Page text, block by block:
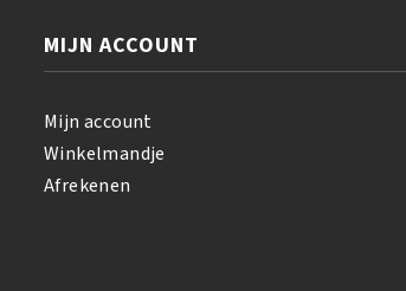
1
Shampoo
MIJN ACCOUNT
Mijn account
Winkelmandje
Afrekenen